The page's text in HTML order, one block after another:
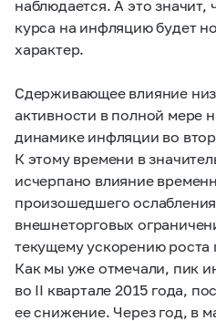
наблюдается. А это значит,
курса на инфляцию будет
характер.
Сдерживающее влияние
активности в полной мере
динамике инфляции во
К этому времени в
исчерпано влияние
произошедшего
внешнеторговых
текущему ускорению роста
Как мы уже отмечали, пик
во II квартале 2015 года,
ее снижение. Через год, в